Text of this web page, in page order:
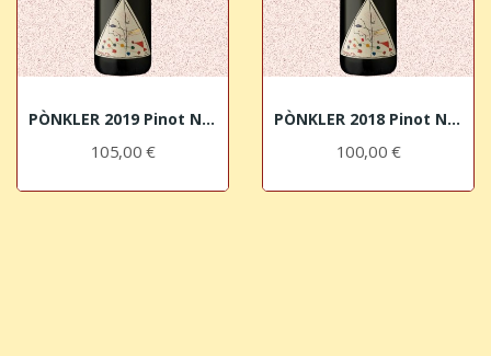
PÒNKLER 2019 Pinot Nero Alto Adige DOC Franz Haas
105,00 €
PÒNKLER 2018 Pinot Nero Alto Adige DOC Franz Haas
100,00 €